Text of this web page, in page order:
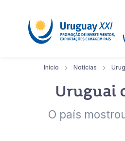
Início Notícias
Uruguai
O país